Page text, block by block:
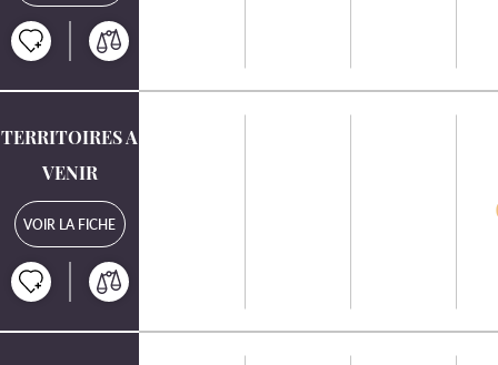
TERRITOIRES A
VENIR
VOIR LA FICHE